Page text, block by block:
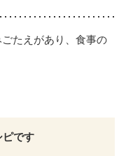
たえがあり、食事の
ピです